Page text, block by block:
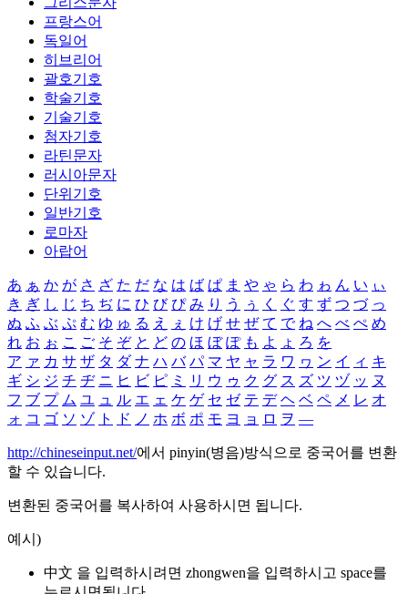
프랑스어
독일어
히브리어
괄호기호
학술기호
기술기호
첨자기호
라틴문자
러시아문자
단위기호
일반기호
로마자
아랍어
あ ぁ か が さ ざ た だ な は ば ぱ ま や ゃ ら わ ゎ ん い ぃ
き ぎ し じ ち ぢ に ひ び ぴ み り う ぅ く ぐ す ず つ づ っ
ぬ ふ ぶ ぷ む ゆ ゅ る え ぇ け げ せ ぜ て で ね へ べ ぺ め
れ お ぉ こ ご そ ぞ と ど の ほ ぼ ぽ も よ ょ ろ を
ア ァ カ サ ザ タ ダ ナ ハ バ パ マ ヤ ャ ラ ワ ヮ ン イ ィ キ
ギ シ ジ チ ヂ ニ ヒ ビ ピ ミ リ ウ ゥ ク グ ス ズ ツ ヅ ッ ヌ
フ ブ プ ム ユ ュ ル エ ェ ケ ゲ セ ゼ テ デ ヘ ベ ペ メ レ オ
ォ コ ゴ ソ ゾ ト ド ノ ホ ボ ポ モ ヨ ョ ロ ヲ ―
http://chineseinput.net/에서 pinyin(병음)방식으로 중국어를 변환
할 수 있습니다.
변환된 중국어를 복사하여 사용하시면 됩니다.
예시)
中文 을 입력하시려면 zhongwen을 입력하시고 space를